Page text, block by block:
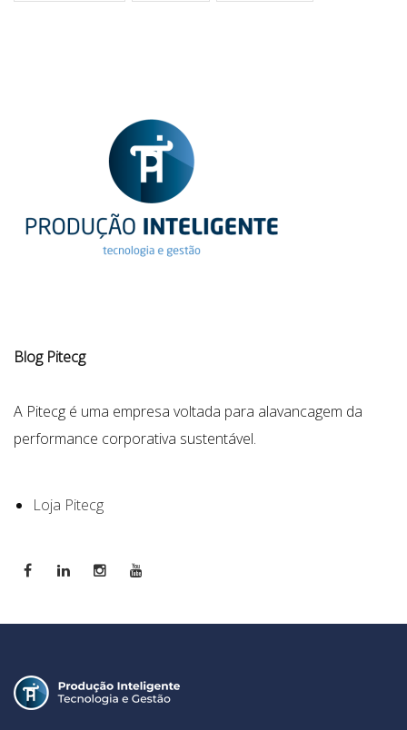
Blog Pitecg
A Pitecg é uma empresa voltada para alavancagem da
performance corporativa sustentável.
Loja Pitecg